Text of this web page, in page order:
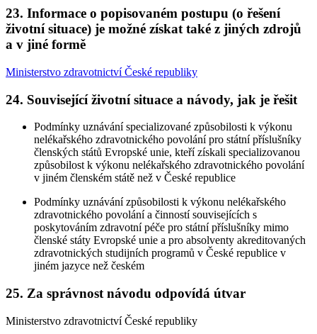
23. Informace o popisovaném postupu (o řešení
životní situace) je možné získat také z jiných zdrojů
a v jiné formě
Ministerstvo zdravotnictví České republiky
24. Související životní situace a návody, jak je řešit
Podmínky uznávání specializované způsobilosti k výkonu
nelékařského zdravotnického povolání pro státní příslušníky
členských států Evropské unie, kteří získali specializovanou
způsobilost k výkonu nelékařského zdravotnického povolání
v jiném členském státě než v České republice
Podmínky uznávání způsobilosti k výkonu nelékařského
zdravotnického povolání a činností souvisejících s
poskytováním zdravotní péče pro státní příslušníky mimo
členské státy Evropské unie a pro absolventy akreditovaných
zdravotnických studijních programů v České republice v
jiném jazyce než českém
25. Za správnost návodu odpovídá útvar
Ministerstvo zdravotnictví České republiky